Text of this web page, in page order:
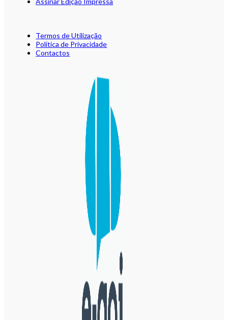
Termos de Utilização
Política de Privacidade
Contactos